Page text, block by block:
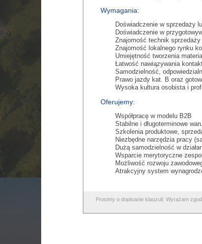
Wymagania:
Doświadczenie w sprzedaży
Doświadczenie w
Znajomość technik
Znajomość lokalnego rynku
Umiejętność tworzenia
Łatwość nawiązywania
Samodzielność,
Prawo jazdy kat. B oraz
Wysoka kultura osobista i
Oferujemy:
Współpracę w modelu B2B
Stabilne i długoterminowe
Szkolenia produktowe,
Niezbędne narzędzia pracy
Dużą samodzielność w
Wsparcie merytoryczne
Możliwość rozwoju
Atrakcyjny system
Prosimy o dopisanie klauzuli: Wyrażam